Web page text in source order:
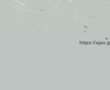
https://